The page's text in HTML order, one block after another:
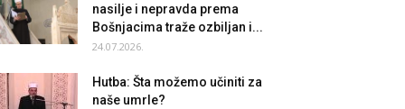
nasilje i nepravda prema
Bošnjacima traže ozbiljan i...
24.07.2026.
Hutba: Šta možemo učiniti za
naše umrle?